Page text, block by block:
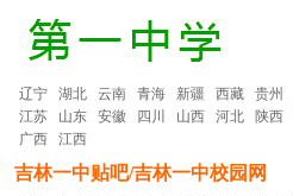
辽宁 湖北 云南 青海 新疆 西藏 贵州
江苏
山东 安徽 四川 山西 河北 陕西
广西
江西
吉林一中贴吧/吉林一中校园网